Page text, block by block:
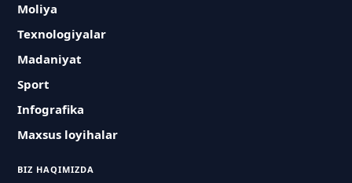
Moliya
Texnologiyalar
Madaniyat
Sport
Infografika
Maxsus loyihalar
BIZ HAQIMIZDA